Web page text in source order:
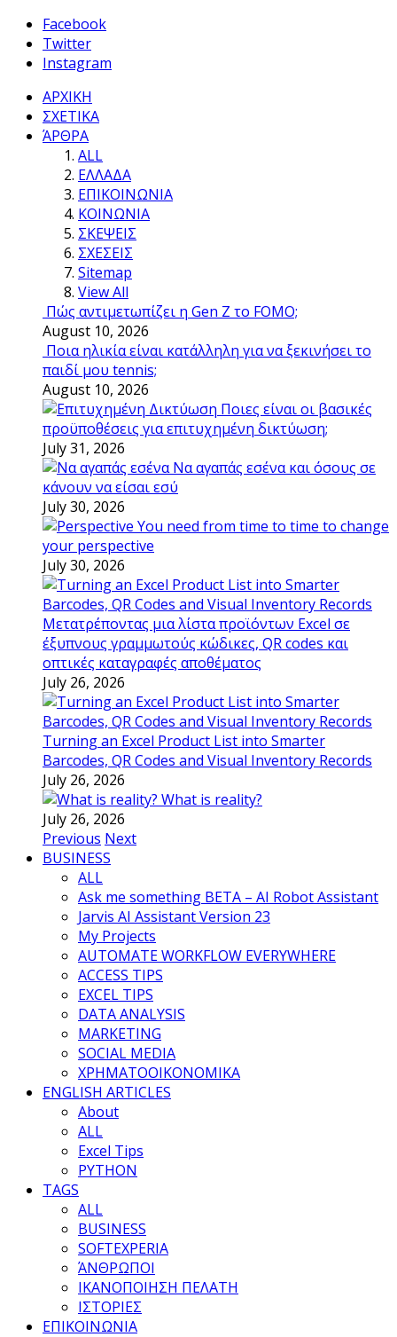
Facebook
Twitter
Instagram
ΑΡΧΙΚΗ
ΣΧΕΤΙΚΑ
ΆΡΘΡΑ
ALL
ΕΛΛΑΔΑ
ΕΠΙΚΟΙΝΩΝΙΑ
ΚΟΙΝΩΝΙΑ
ΣΚΕΨΕΙΣ
ΣΧΕΣΕΙΣ
Sitemap
View All
Πώς αντιμετωπίζει η Gen Z το FOMO;
August 10, 2026
Ποια ηλικία είναι κατάλληλη για να ξεκινήσει το
παιδί μου tennis;
August 10, 2026
Ποιες είναι οι βασικές
προϋποθέσεις για επιτυχημένη δικτύωση;
July 31, 2026
Να αγαπάς εσένα και όσους σε
κάνουν να είσαι εσύ
July 30, 2026
You need from time to time to change
your perspective
July 30, 2026
Μετατρέποντας μια λίστα προϊόντων Excel σε
έξυπνους γραμμωτούς κώδικες, QR codes και
οπτικές καταγραφές αποθέματος
July 26, 2026
Turning an Excel Product List into Smarter
Barcodes, QR Codes and Visual Inventory Records
July 26, 2026
What is reality?
July 26, 2026
Previous Next
BUSINESS
ALL
Ask me something BETA – AI Robot Assistant
Jarvis AI Assistant Version 23
My Projects
AUTOMATE WORKFLOW EVERYWHERE
ACCESS TIPS
EXCEL TIPS
DATA ANALYSIS
MARKETING
SOCIAL MEDIA
ΧΡΗΜΑΤΟΟΙΚΟΝΟΜΙΚΑ
ENGLISH ARTICLES
About
ALL
Excel Tips
PYTHON
TAGS
ALL
BUSINESS
SOFTEXPERIA
ΆΝΘΡΩΠΟΙ
ΙΚΑΝΟΠΟΙΗΣΗ ΠΕΛΑΤΗ
ΙΣΤΟΡΙΕΣ
ΕΠΙΚΟΙΝΩΝΙΑ